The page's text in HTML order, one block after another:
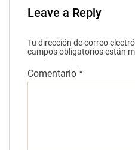
Leave a Reply
Tu dirección de correo
campos obligatorios están
Comentario *